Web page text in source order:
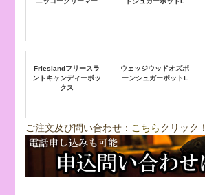
Frieslandフリースラ
ントキャンディーボッ
クス
ウェッジウッドオズボ
ーンシュガーポットL
ご注文及び問い合わせ： こちらクリック！